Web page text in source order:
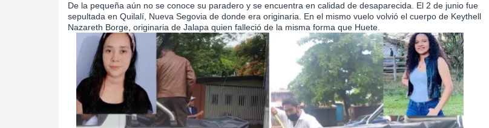
De la pequeña aún no se conoce su paradero y se encuentra en calidad de desaparecida. El 2 de junio fue
sepultada en Quilalí, Nueva Segovia de donde era originaria. En el mismo vuelo volvió el cuerpo de Keythell
Nazareth Borge, originaria de Jalapa quien falleció de la misma forma que Huete.